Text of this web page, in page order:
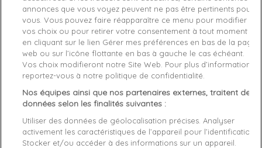
Caractéristiques produit
Description Détails du produit Fabriquant
Article: Agate
Reference: 1820355
Manufacture: Le Coq Sportif
Product category: Basket basse femme
annonces que vous voyez peuvent ne pas être pertinents pour
vous. Vous pouvez faire réapparaître ce menu pour modifier
vos choix ou pour retirer votre consentement à tout moment
en cliquant sur le lien Gérer mes préférences en bas de la page
web ou sur l’icône flottante en bas à gauche le cas échéant.
Vos choix modifieront notre Site Web. Pour plus d’informations,
reportez-vous à notre politique de confidentialité.
Nos équipes ainsi que nos partenaires externes, traitent des
données selon les finalités suivantes :
Utiliser des données de géolocalisation précises. Analyser
activement les caractéristiques de l’appareil pour l’identification.
Stocker et/ou accéder à des informations sur un appareil.